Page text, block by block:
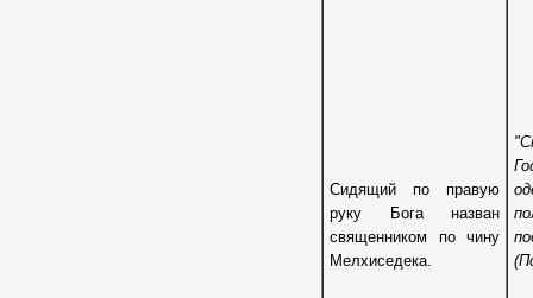
Сидящий по правую
руку Бога назван
священником по чину
Мелхиседека.